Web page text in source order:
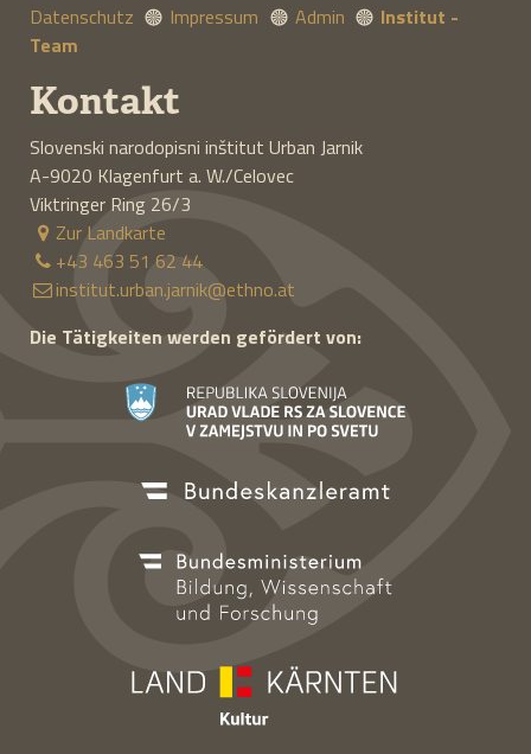
Datenschutz Impressum Admin
Institut -
Team
Kontakt
Slovenski narodopisni inštitut Urban Jarnik
A-9020 Klagenfurt a. W./Celovec
Viktringer Ring 26/3
Zur Landkarte
+43 463 51 62 44
institut.urban.jarnik@ethno.at
Die Tätigkeiten werden gefördert von: